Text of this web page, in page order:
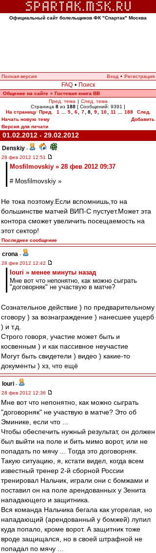
Официальный сайт болельщиков ФК "Спартак" Москва
Полная версия Вход • Регистрация
FAQ • Поиск
Общение на сайте » Гостевая книга ВВ
Пред. тема | След. тема
Страница 8 из 188 [ Сообщений: 9391 ]
На страницу Пред. 1 5 6 7 8, 9 10 11 188
След.
Начать новую тему
Добавить
Версия для печати
01.02.2012 - 29.02.2012
Denskiy -
28 фев 2012 12:51
Mosfilmovskiy » 28 фев 2012 09:37
# Mosfilmovskiy »
Не тока поэтому.Если вспомнишь,то на
большинстве матчей ВИП-С пустует.Может эта
контора сможет увеличить посещаемость на
этот сектор!
Последнее сообщение
crona -
28 фев 2012 12:42
Iouri » менее минуты назад
Мне вот что непонятно, как можно сыграть
"договорняк" не участвую в матче?
Сознательное действие ) по предварительному
сговору ) за вознаграждение ) нанесшее ущерб
) и т.д.
Строго говоря, участие может быть и
косвенным ) и как пассивное неучастие
Могут быть свидетели ) видео ) какие-то
документы ) хз, что ещё
Iouri -
28 фев 2012 12:36
Мне вот что непонятно, как можно сыграть
"договорняк" не участвую в матче? Это об
Эминике, если что ...
Чтобы обеспечить нужный результат, он должен
был выйти на поле и бить мимо ворот, или не
попадать по мячу ... Тогда это договорняк.
Такую ситуацию, я, кстати видел, когда всем
известный тренер 2-й сборной России
тренировал Нальчик, играли они с бомжами и
поставил он на поле арендованных у Зенита
нападающего и защитника.
Вся команда Нальчика бегала как угорелая, но
нападающий (арендованный у бомжей) лупил
куда попало, кроме ворот. А защитник тоже
вроде защищался, но в своей штрафной не
попадал по мячу ...